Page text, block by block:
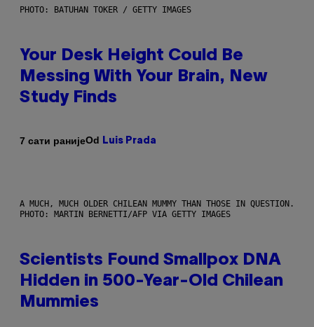
PHOTO: BATUHAN TOKER / GETTY IMAGES
Your Desk Height Could Be
Messing With Your Brain, New
Study Finds
7 сати ранијеOd Luis Prada
A MUCH, MUCH OLDER CHILEAN MUMMY THAN THOSE IN QUESTION.
PHOTO: MARTIN BERNETTI/AFP VIA GETTY IMAGES
Scientists Found Smallpox DNA
Hidden in 500-Year-Old Chilean
Mummies